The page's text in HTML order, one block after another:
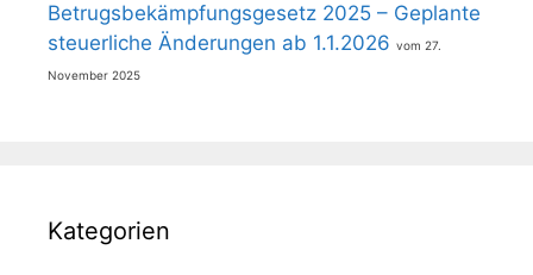
Betrugsbekämpfungsgesetz 2025 – Geplante
steuerliche Änderungen ab 1.1.2026
27.
November 2025
Kategorien